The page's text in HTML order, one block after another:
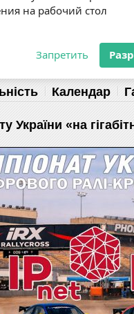
сайту fau.ua отправлять
Запретить
Fédération
Календар
України «на